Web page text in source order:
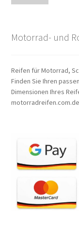
Motorrad- und
Reifen für Motorrad,
Finden Sie Ihren
Dimensionen Ihres
motorradreifen.com.de